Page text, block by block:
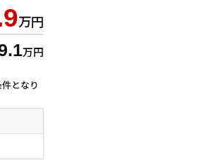
万円
万円
となり